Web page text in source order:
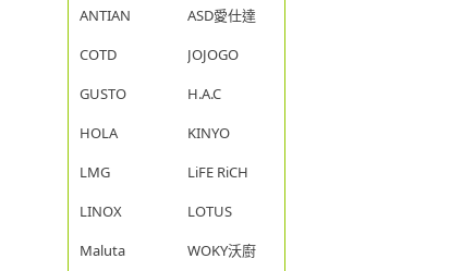
ANTIAN
ASD愛仕達
COTD
JOJOGO
GUSTO
H.A.C
HOLA
KINYO
LMG
LiFE RiCH
LINOX
LOTUS
Maluta
WOKY沃廚